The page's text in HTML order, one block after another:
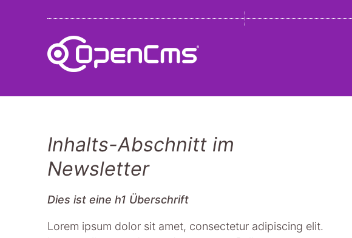
Inhalts-Abschnitt im
Newsletter
Dies ist eine h1 Überschrift
Lorem ipsum dolor sit amet, consectetur adipiscing elit.